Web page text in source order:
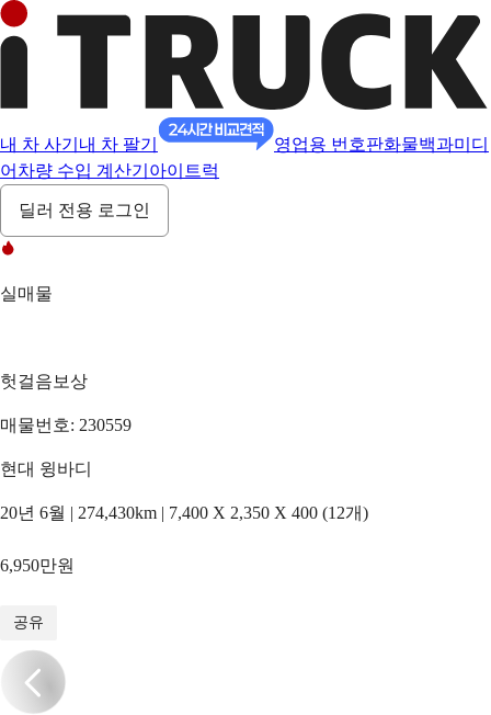
내 차 사기 내 차 팔기 영업용 번호판화물백과미디
어 차량 수입 계산기 아이트럭
딜러 전용 로그인
실매물
헛걸음보상
매물번호: 230559
현대 윙바디
20년 6월 | 274,430km | 7,400 X 2,350 X 400 (12개)
6,950만원
공유
/11